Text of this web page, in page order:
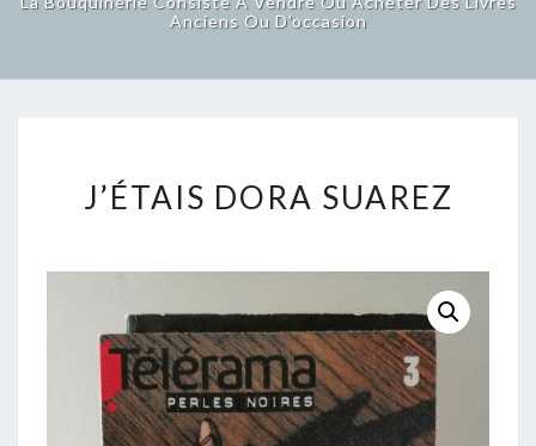
Anciens Ou D’occasion
DORA
J’ÉTAIS DORA SUAREZ